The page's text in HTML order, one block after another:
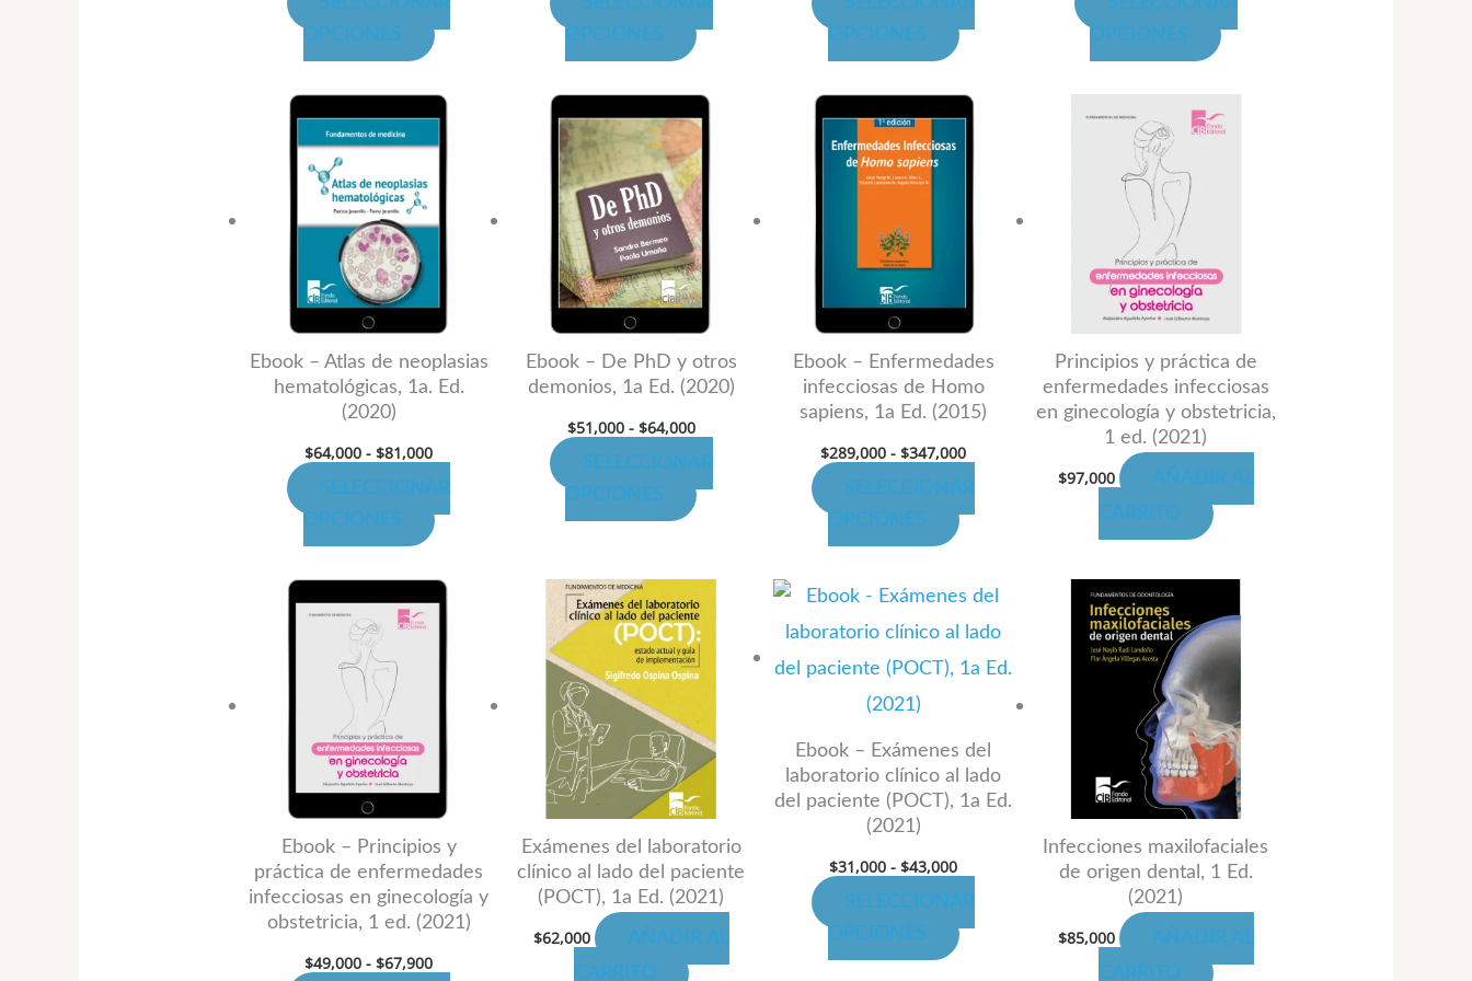
OPCIONES
de
producto
OPCIONES
de
producto
OPCIONES
de
producto
OPCIONES
de
producto
Ebook – Atlas de neoplasias
hematológicas, 1a. Ed.
(2020)
$64,000 - $81,000
Rango
de
precios:
$81,000
SELECCIONAR
OPCIONES
Este
producto
variantes.
se
pueden
elegir
la
página
de
Ebook – De PhD y otros
demonios, 1a Ed. (2020)
$51,000 - $64,000
Rango
de
desde
$51,000
hasta
$64,000
SELECCIONAR
OPCIONES
Este
tiene
múltiples
variantes.
Las
opciones
se
pueden
elegir
la
página
Ebook – Enfermedades
infecciosas de Homo
sapiens, 1a Ed. (2015)
$289,000 - $347,000
Rango
de
$347,000
SELECCIONAR
OPCIONES
Este
se
pueden
elegir
en
la
página
de
Principios y práctica de
enfermedades infecciosas
en ginecología y obstetricia,
1 ed. (2021)
$97,000
AÑADIR AL
CARRITO
Ebook – Principios y
práctica de enfermedades
infecciosas en ginecología y
obstetricia, 1 ed. (2021)
$49,000 - $67,900
Rango
de
Este
variantes.
se
pueden
elegir
en
página
Exámenes del laboratorio
clínico al lado del paciente
(POCT), 1a Ed. (2021)
$62,000
AÑADIR AL
CARRITO
Ebook – Exámenes del
laboratorio clínico al lado
del paciente (POCT), 1a Ed.
(2021)
$31,000 - $43,000
Rango
de
precios:
$31,000
SELECCIONAR
OPCIONES
Este
producto
tiene
Las
opciones
se
elegir
en
la
Infecciones maxilofaciales
de origen dental, 1 Ed.
(2021)
$85,000
AÑADIR AL
CARRITO